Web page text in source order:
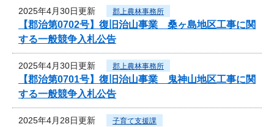
2025年4月30日更新 郡上農林事務所
【郡治第0702号】復旧治山事業 桑ヶ島地区工事に関
する一般競争入札公告
2025年4月30日更新 郡上農林事務所
【郡治第0701号】復旧治山事業 鬼神山地区工事に関
する一般競争入札公告
2025年4月28日更新 子育て支援課